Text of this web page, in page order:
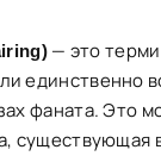
— это
единственно
фаната. Это
существующая